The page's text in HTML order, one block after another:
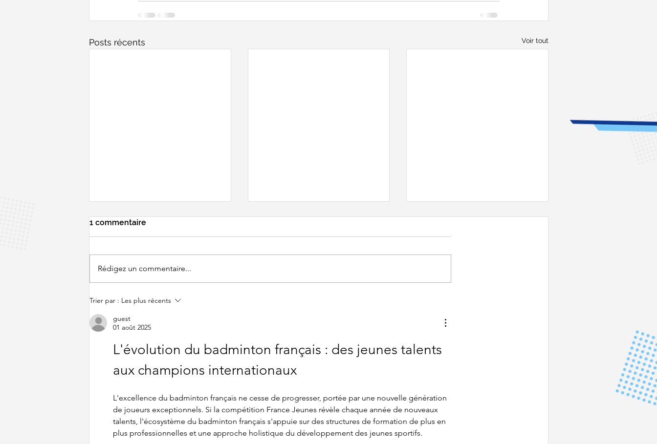
Posts récents Voir tout
LE TOUR DE LA PLANETE
BAD - Lundi 3 août
Edito – France Jeunes
1 commentaire
Rédigez un commentaire...
Trier par : Les plus récents
guest
01 août 2025
L'évolution du badminton français : des jeunes talents
aux champions internationaux
L'excellence du badminton français ne cesse de progresser, portée par une nouvelle génération
de joueurs exceptionnels. Si la compétition France Jeunes révèle chaque année de nouveaux
talents, l'écosystème du badminton français s'appuie sur des structures de formation de plus en
plus professionnelles et une approche holistique du développement des jeunes sportifs.